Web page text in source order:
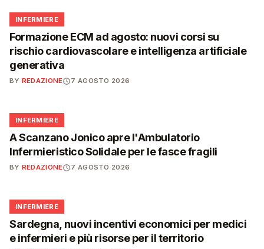
🩺
INFERMIERE
Formazione ECM ad agosto: nuovi corsi su
rischio cardiovascolare e intelligenza artificiale
generativa
BY REDAZIONE 7 AGOSTO 2026
🩺
INFERMIERE
A Scanzano Jonico apre l'Ambulatorio
Infermieristico Solidale per le fasce fragili
BY REDAZIONE 7 AGOSTO 2026
🩺
INFERMIERE
Sardegna, nuovi incentivi economici per medici
e infermieri e più risorse per il territorio